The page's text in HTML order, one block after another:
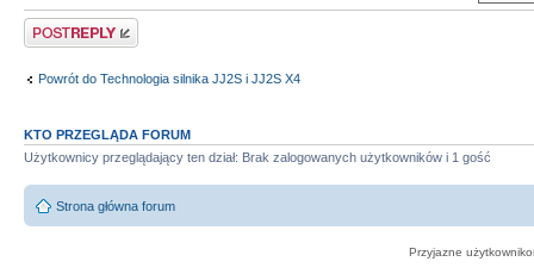
Odpowiedz
Powrót do Technologia silnika JJ2S i JJ2S X4
KTO PRZEGLĄDA FORUM
Użytkownicy przeglądający ten dział: Brak zalogowanych użytkowników i 1 gość
Strona główna forum
Przyjazne